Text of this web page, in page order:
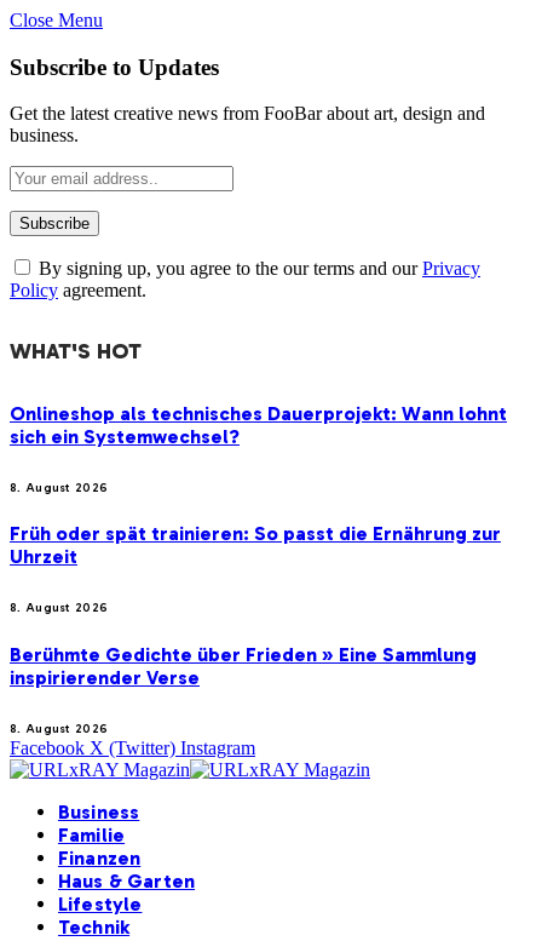
Close Menu
Subscribe to Updates
Get the latest creative news from FooBar about art, design and
business.
By signing up, you agree to the our terms and ourPrivacy
Policy agreement.
WHAT'S HOT
Onlineshop als technisches Dauerprojekt: Wann lohnt
sich ein Systemwechsel?
8. August 2026
Früh oder spät trainieren: So passt die Ernährung zur
Uhrzeit
8. August 2026
Berühmte Gedichte über Frieden » Eine Sammlung
inspirierender Verse
8. August 2026
Facebook X (Twitter) Instagram
Business
Familie
Finanzen
Haus & Garten
Lifestyle
Technik